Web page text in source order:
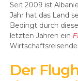
Seit 2009 ist
Jahr hat das Land
Bedingt durch
letzten Jahren ein
Der